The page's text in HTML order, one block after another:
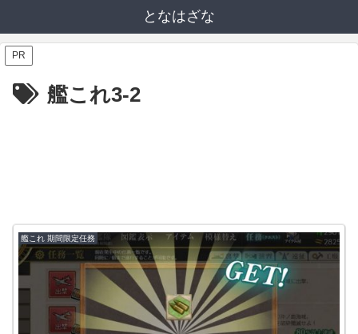
となはざな
PR
艦これ3-2
艦これ 期間限定任務